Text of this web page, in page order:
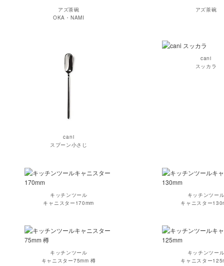
アズ茶碗
OKA・NAMI
アズ茶碗
cani
スプーン小さじ
cani
スッカラ
キッチンツール
キャニスター170mm
キッチンツー
キャニスター
キッチンツール
キャニスター75mm 樽
キッチンツー
キャニスター